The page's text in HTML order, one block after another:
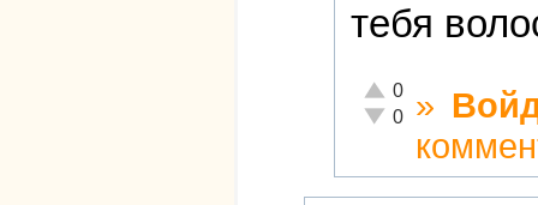
тебя
Отлично!
0
Неадекватно!
0 »